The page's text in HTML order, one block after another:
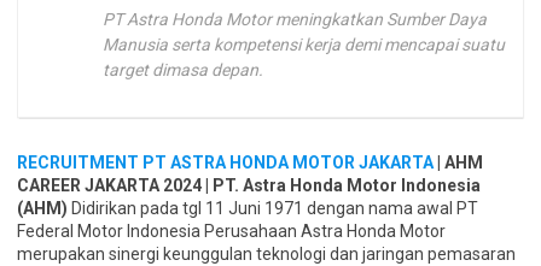
PT Astra Honda Motor meningkatkan Sumber Daya
Manusia serta kompetensi kerja demi mencapai suatu
target dimasa depan.
RECRUITMENT PT ASTRA HONDA MOTOR JAKARTA | AHM
CAREER JAKARTA 2024 | PT. Astra Honda Motor Indonesia
(AHM) Didirikan pada tgl 11 Juni 1971 dengan nama awal PT
Federal Motor Indonesia Perusahaan Astra Honda Motor
merupakan sinergi keunggulan teknologi dan jaringan pemasaran